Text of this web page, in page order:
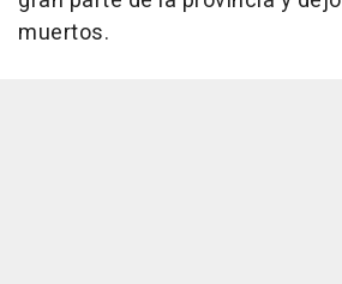
muertos.